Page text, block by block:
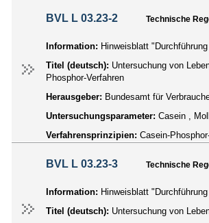
BVL L 03.23-2 Technische
Information: Hinweisblatt
Titel (deutsch): Untersuchung von
Phosphor-Verfahren
Herausgeber: Bundesamt für
Untersuchungsparameter: Casein ,
Verfahrensprinzipien: Casein-
BVL L 03.23-3 Technische
Information: Hinweisblatt
Titel (deutsch): Untersuchung von